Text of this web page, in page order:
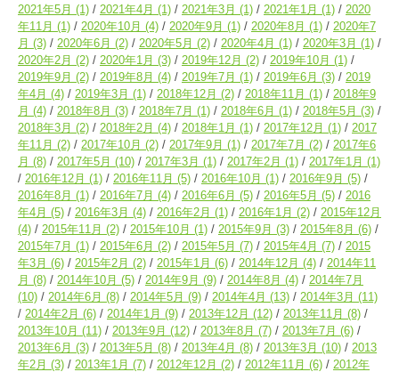
2021年5月 (1) 2021年4月 (1) 2021年3月 (1) 2021年1月 (1)
2020
年11月 (1) 2020年10月 (4) 2020年9月 (1) 2020年8月 (1)
2020年7
月 (3) 2020年6月 (2) 2020年5月 (2) 2020年4月 (1) 2020年3月 (1)
2020年2月 (2) 2020年1月 (3) 2019年12月 (2) 2019年10月 (1)
2019年9月 (2) 2019年8月 (4) 2019年7月 (1) 2019年6月 (3)
2019
年4月 (4) 2019年3月 (1) 2018年12月 (2) 2018年11月 (1)
2018年9
月 (4) 2018年8月 (3) 2018年7月 (1) 2018年6月 (1) 2018年5月 (3)
2018年3月 (2) 2018年2月 (4) 2018年1月 (1) 2017年12月 (1)
2017
年11月 (2) 2017年10月 (2) 2017年9月 (1) 2017年7月 (2)
2017年6
月 (8) 2017年5月 (10) 2017年3月 (1) 2017年2月 (1) 2017年1月 (1)
2016年12月 (1) 2016年11月 (5) 2016年10月 (1) 2016年9月 (5)
2016年8月 (1) 2016年7月 (4) 2016年6月 (5) 2016年5月 (5)
2016
年4月 (5) 2016年3月 (4) 2016年2月 (1) 2016年1月 (2)
2015年12月
(4)
2015年11月 (2) 2015年10月 (1) 2015年9月 (3) 2015年8月 (6)
2015年7月 (1) 2015年6月 (2) 2015年5月 (7) 2015年4月 (7)
2015
年3月 (6) 2015年2月 (2) 2015年1月 (6) 2014年12月 (4)
2014年11
月 (8) 2014年10月 (5) 2014年9月 (9) 2014年8月 (4)
2014年7月
(10)
2014年6月 (8) 2014年5月 (9) 2014年4月 (13) 2014年3月 (11)
2014年2月 (6) 2014年1月 (9) 2013年12月 (12) 2013年11月 (8)
2013年10月 (11) 2013年9月 (12) 2013年8月 (7) 2013年7月 (6)
2013年6月 (3) 2013年5月 (8) 2013年4月 (8) 2013年3月 (10)
2013
年2月 (3) 2013年1月 (7) 2012年12月 (2) 2012年11月 (6)
2012年